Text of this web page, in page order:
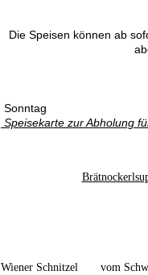
Die Speisen können ab
Sonntag
Speisekarte zur Abholung
Wiener Schnitzel vom